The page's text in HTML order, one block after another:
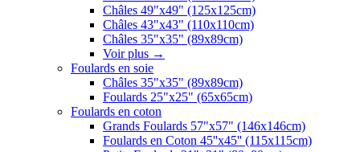
Châles 49"x49" (125x125cm)
Châles 43"x43" (110x110cm)
Châles 35"x35" (89x89cm)
Voir plus →
Foulards en soie
Châles 35"x35" (89x89cm)
Foulards 25"x25" (65x65cm)
Foulards en coton
Grands Foulards 57"x57" (146x146cm)
Foulards en Coton 45''x45'' (115x115cm)